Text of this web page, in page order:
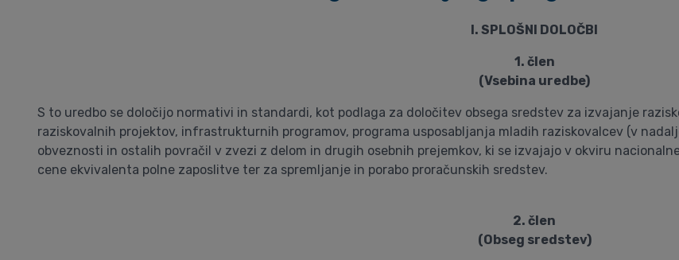
I. SPLOŠNI DOLOČBI
1. člen
(Vsebina uredbe)
S to uredbo se določijo normativi in standardi, kot podlaga za določitev obsega sredstev za izvajanje
raziskovalnih projektov, infrastrukturnih programov, programa usposabljanja mladih raziskovalcev (v
obveznosti in ostalih povračil v zvezi z delom in drugih osebnih prejemkov, ki se izvajajo v okviru
cene ekvivalenta polne zaposlitve ter za spremljanje in porabo proračunskih sredstev.
2. člen
(Obseg sredstev)